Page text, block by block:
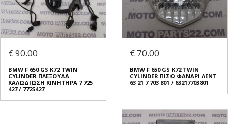
€ 90.00
BMW F 650 GS K72 TWIN
CYLINDER ΠΛΕΞΟΥΔΑ
ΚΑΛΩΔΙΩΣΗ ΚΙΝΗΤΗΡΑ 7 725
427 / 7725427
€ 70.00
BMW F 650 GS K72 TWIN
CYLINDER ΠΙΣΩ ΦΑΝΑΡΙ ΛΕΝΤ
63 21 7 703 801 / 63217703801